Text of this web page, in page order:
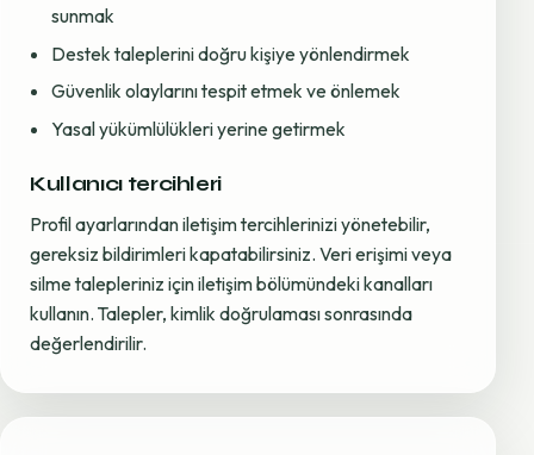
sunmak
Destek taleplerini doğru kişiye yönlendirmek
Güvenlik olaylarını tespit etmek ve önlemek
Yasal yükümlülükleri yerine getirmek
Kullanıcı tercihleri
Profil ayarlarından iletişim tercihlerinizi yönetebilir,
gereksiz bildirimleri kapatabilirsiniz. Veri erişimi veya
silme talepleriniz için iletişim bölümündeki kanalları
kullanın. Talepler, kimlik doğrulaması sonrasında
değerlendirilir.